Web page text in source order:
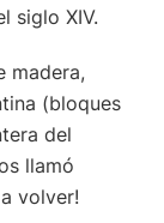
siglo XIV.
madera,
(bloques
del
llamó
volver!